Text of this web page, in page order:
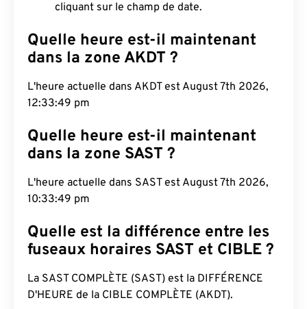
cliquant sur le champ de date.
Quelle heure est-il maintenant
dans la zone AKDT ?
L'heure actuelle dans AKDT est August 7th 2026,
12:33:50 pm
Quelle heure est-il maintenant
dans la zone SAST ?
L'heure actuelle dans SAST est August 7th 2026,
10:33:50 pm
Quelle est la différence entre les
fuseaux horaires SAST et CIBLE ?
La SAST COMPLÈTE (SAST) est la DIFFÉRENCE
D'HEURE de la CIBLE COMPLÈTE (AKDT).